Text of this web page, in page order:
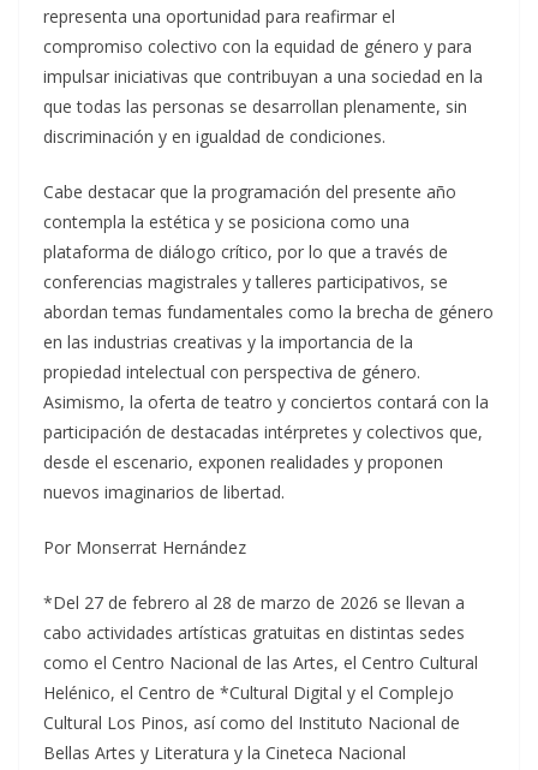
representa una oportunidad para reafirmar el
compromiso colectivo con la equidad de género y para
impulsar iniciativas que contribuyan a una sociedad en la
que todas las personas se desarrollan plenamente, sin
discriminación y en igualdad de condiciones.
Cabe destacar que la programación del presente año
contempla la estética y se posiciona como una
plataforma de diálogo crítico, por lo que a través de
conferencias magistrales y talleres participativos, se
abordan temas fundamentales como la brecha de género
en las industrias creativas y la importancia de la
propiedad intelectual con perspectiva de género.
Asimismo, la oferta de teatro y conciertos contará con la
participación de destacadas intérpretes y colectivos que,
desde el escenario, exponen realidades y proponen
nuevos imaginarios de libertad.
Por Monserrat Hernández
*Del 27 de febrero al 28 de marzo de 2026 se llevan a
cabo actividades artísticas gratuitas en distintas sedes
como el Centro Nacional de las Artes, el Centro Cultural
Helénico, el Centro de *Cultural Digital y el Complejo
Cultural Los Pinos, así como del Instituto Nacional de
Bellas Artes y Literatura y la Cineteca Nacional